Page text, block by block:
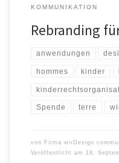
KOMMUNIKATION
Rebranding
anwendungen
hommes kinder
Spende terre
von Firma wirDesign
Veröffentlicht am
18.